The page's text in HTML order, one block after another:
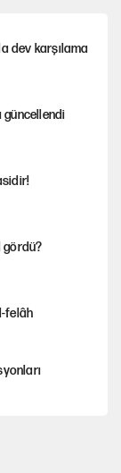
dev karşılama
güncellendi
gördü?
felâh